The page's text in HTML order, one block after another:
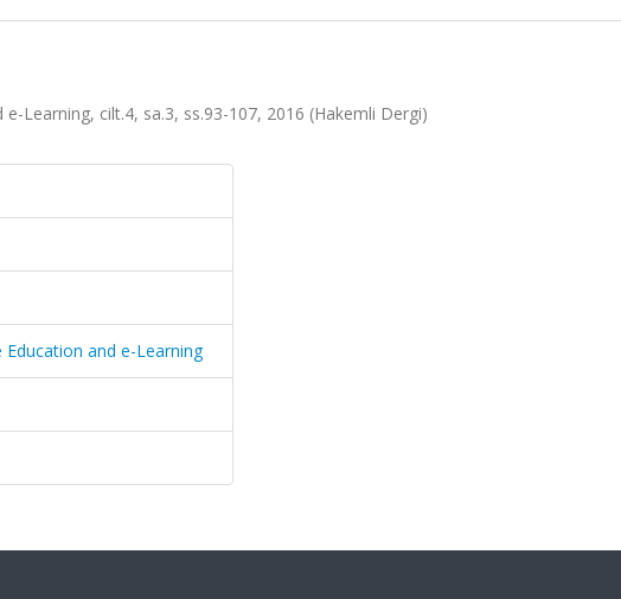
Learning, cilt.4, sa.3, ss.93-107, 2016 (Hakemli Dergi)
and e-Learning